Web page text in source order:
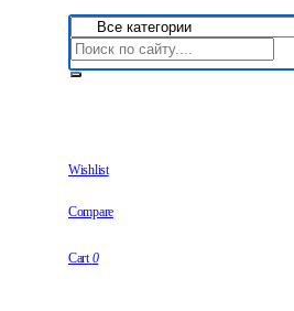
Wishlist
Compare
Cart 0